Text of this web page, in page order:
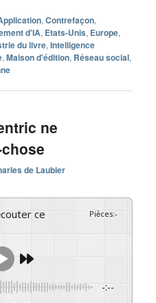
,Contrefaçon,
d'IA, Etats-Unis, Europe,
du livre,Intelligence
,Maison d'édition, Réseau social,
ne
de Laubier
Pièces:-
-:--